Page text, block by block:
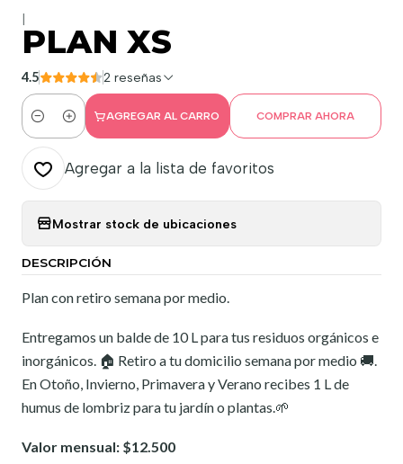
PLAN XS
4.5 2 reseñas
Cantidad
AGREGAR AL CARRO COMPRAR AHORA
Agregar a la lista de favoritos
Mostrar stock de ubicaciones
DESCRIPCIÓN
Plan con retiro semana por medio.
Entregamos un balde de 10 L para tus residuos orgánicos e
inorgánicos. 🏠 Retiro a tu domicilio semana por medio 🚚.
En Otoño, Invierno, Primavera y Verano recibes 1 L de
humus de lombriz para tu jardín o plantas.🌱
Valor mensual: $12.500